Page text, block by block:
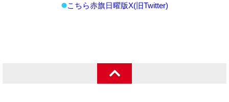
こちら赤旗日曜版X(旧Twitter)